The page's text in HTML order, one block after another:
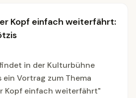
Kopf einfach weiterfährt:
in der Kulturbühne
ein Vortrag zum Thema
Kopf einfach weiterfährt"